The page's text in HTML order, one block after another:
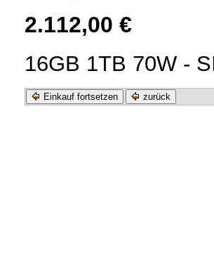
2.112,00 €
16GB 1TB 70W -
Einkauf fortsetzen zurück